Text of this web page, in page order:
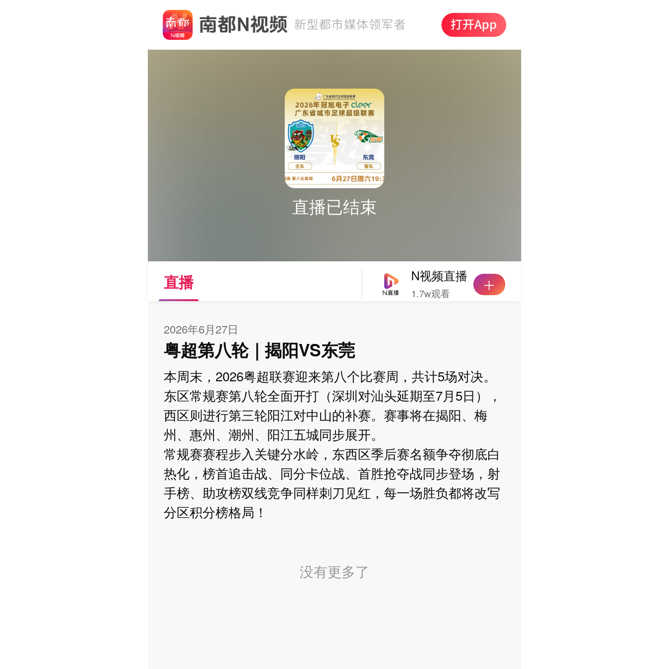
直播已结束
N视频直播
1.7w观看
直播
2026年6月27日
粤超第八轮｜揭阳VS东莞
本周末，2026粤超联赛迎来第八个比赛周，共计5场对决。
东区常规赛第八轮全面开打（深圳对汕头延期至7月5日），
西区则进行第三轮阳江对中山的补赛。赛事将在揭阳、梅
州、惠州、潮州、阳江五城同步展开。
常规赛赛程步入关键分水岭，东西区季后赛名额争夺彻底白
热化，榜首追击战、同分卡位战、首胜抢夺战同步登场，射
手榜、助攻榜双线竞争同样刺刀见红，每一场胜负都将改写
分区积分榜格局！
没有更多了